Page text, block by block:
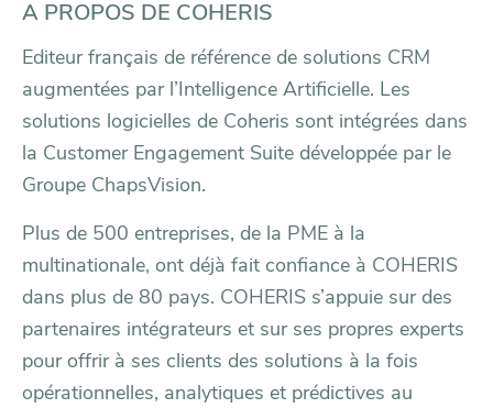
A PROPOS DE COHERIS
Editeur français de référence de solutions CRM
augmentées par l’Intelligence Artificielle. Les
solutions logicielles de Coheris sont intégrées dans
la Customer Engagement Suite développée par le
Groupe ChapsVision.
Plus de 500 entreprises, de la PME à la
multinationale, ont déjà fait confiance à COHERIS
dans plus de 80 pays. COHERIS s’appuie sur des
partenaires intégrateurs et sur ses propres experts
pour offrir à ses clients des solutions à la fois
opérationnelles, analytiques et prédictives au